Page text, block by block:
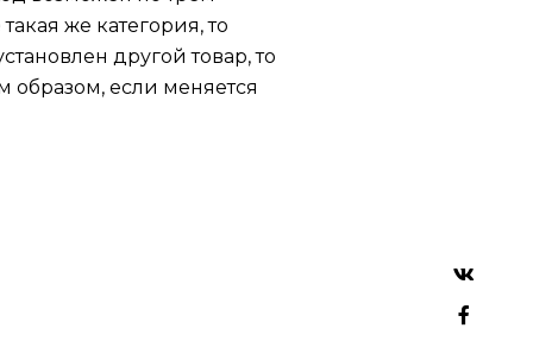
же категория, то
другой товар, то
образом, если меняется